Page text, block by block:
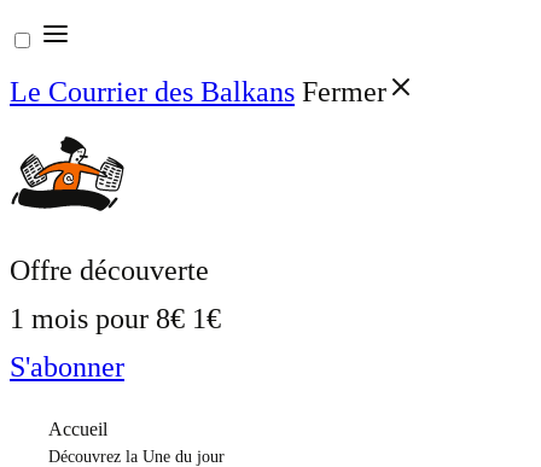
Aller
au
contenu
Le Courrier des Balkans Fermer
Offre découverte
1 mois pour 8€ 1€
S'abonner
Accueil
Découvrez la Une du jour